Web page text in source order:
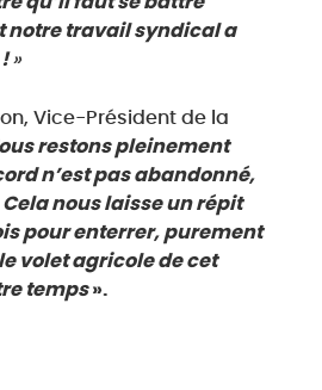
notre travail syndical a
!»
Vice-Président de la
restons pleinement
n’est pas abandonné,
nous laisse un répit
pour enterrer, purement
volet agricole de cet
temps».